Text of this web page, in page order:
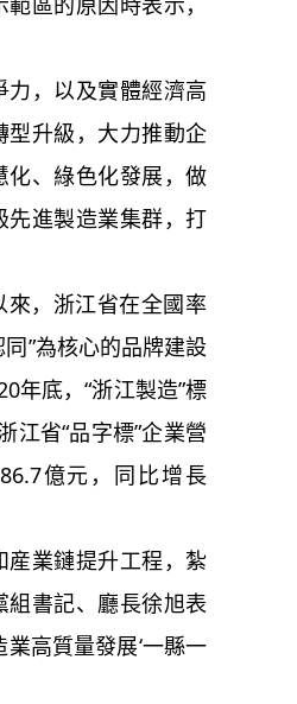
，以及實體經濟高
型升級，大力推動企
化、綠色化發展，做
先進製造業集群，打
來，浙江省在全國率
”為核心的品牌建設
年底，“浙江製造”標
江省“品字標”企業營
億元，同比增長
産業鏈提升工程，紮
書記、廳長徐旭表
高質量發展‘一縣一